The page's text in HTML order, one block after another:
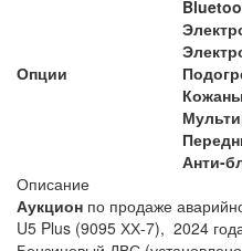
Опции
Анти-
Описание
Аукцион по продаже
U5 Plus (9095 ХХ-7), 2024